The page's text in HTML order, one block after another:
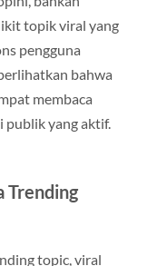
topik viral yang
pengguna
bahwa
membaca
publik yang aktif.
Trending
topic, viral